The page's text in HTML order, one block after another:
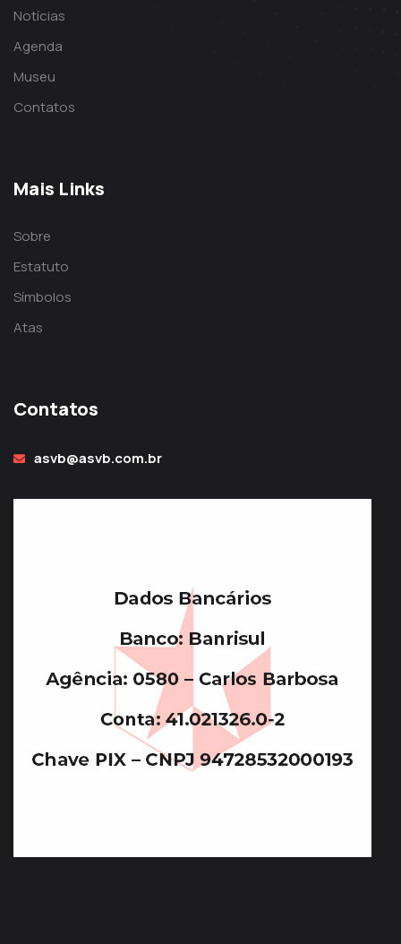
Notícias
Agenda
Museu
Contatos
Mais Links
Sobre
Estatuto
Símbolos
Atas
Contatos
asvb@asvb.com.br